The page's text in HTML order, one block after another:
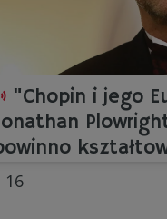
"Chopin i jego
16